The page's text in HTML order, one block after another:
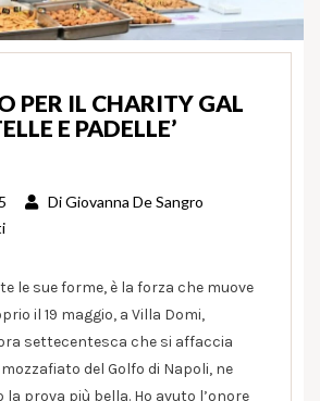
PER IL CHARITY GAL
E PADELLE’
DiGiovanna De Sangro
le sue forme, è la forza che muove
il 19 maggio, a Villa Domi,
settecentesca che si affaccia
del Golfo di Napoli, ne
prova più bella. Ho avuto l’onore